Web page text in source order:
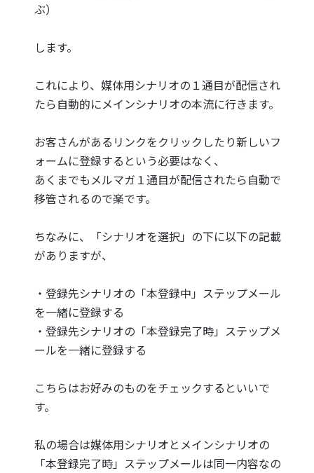
ぶ）
します。
これにより、媒体用シナリオの１通目が配信され
たら自動的にメインシナリオの本流に行きます。
お客さんがあるリンクをクリックしたり新しいフ
ォームに登録するという必要はなく、
あくまでもメルマガ１通目が配信されたら自動で
移管されるので楽です。
ちなみに、「シナリオを選択」の下に以下の記載
がありますが、
・登録先シナリオの「本登録中」ステップメール
を一緒に登録する
・登録先シナリオの「本登録完了時」ステップメ
ールを一緒に登録する
こちらはお好みのものをチェックするといいで
す。
私の場合は媒体用シナリオとメインシナリオの
「本登録完了時」ステップメールは同一内容なの